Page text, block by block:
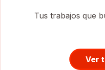
Tus trabajos que
Ver